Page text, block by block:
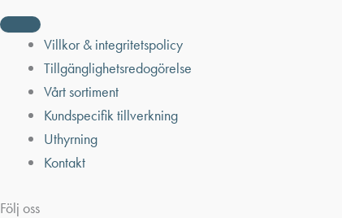
Villkor & integritetspolicy
Tillgänglighetsredogörelse
Vårt sortiment
Kundspecifik tillverkning
Uthyrning
Kontakt
Följ oss